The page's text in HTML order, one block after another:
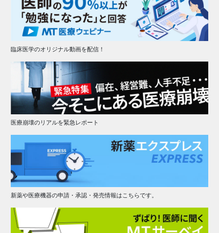
臨床医学のオリジナル動画を配信！
医療崩壊のリアルを緊急レポート
新薬や医療機器の申請・承認・発売情報はこちらです。